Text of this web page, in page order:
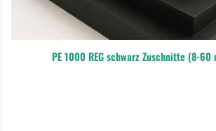
PE 1000 REG schwarz Zuschnitte (8-60